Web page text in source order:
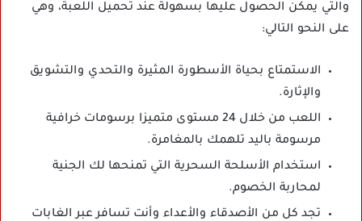
والتي يمكن الحصول عليها بسهولة عند تحميل اللعبة، وهي
على النحو التالي:
الاستمتاع بحياة الأسطورة المثيرة والتحدي والتشويق
والإثارة.
اللعب من خلال 24 مستوى متميزا برسومات خرافية
مرسومة باليد تلهمك بالمغامرة.
استخدام الأسلحة السحرية التي تمنحها لك الجنية
لمحاربة الخصوم.
تجد كل من الأصدقاء والأعداء وأنت تسافر عبر الغابات